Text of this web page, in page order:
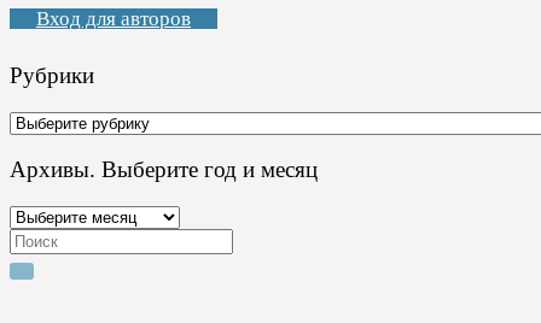
Вход для авторов
Рубрики
Рубрики
Архивы. Выберите год и месяц
Архивы.
Выберите
год
и
Search
for: